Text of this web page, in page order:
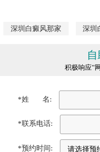
深圳白癜风那家 深圳
积极响应“
*姓 名:
*联系电话:
*预约时间: